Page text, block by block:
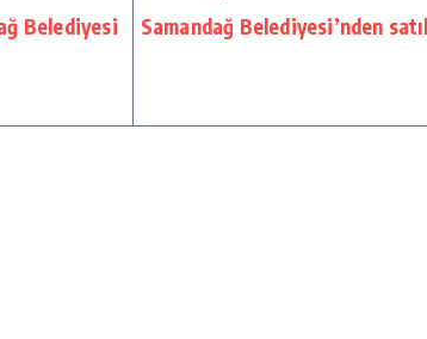
Belediyesi
Samandağ Belediyesi’nden